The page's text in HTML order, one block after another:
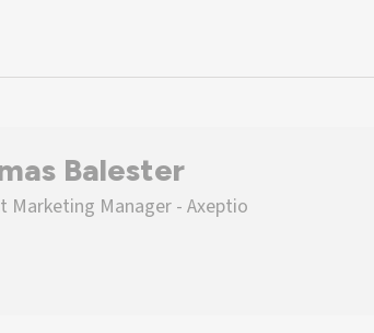
Balester
Marketing Manager - Axeptio